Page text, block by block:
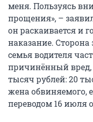
меня. Пользуясь
прощения», –
он раскаивается и
наказание.
семья водителя
причинённый вред,
тысяч рублей: 20
жена обвиняемого,
переводом 16 июля